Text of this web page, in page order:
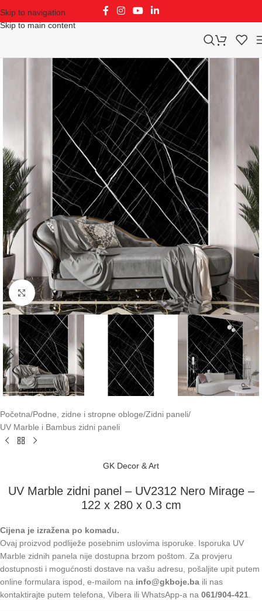
Skip to navigation
Skip to main content
Klikni za uvećavanje
Početna/Podne, zidne i stropne obloge/Zidni paneli/
UV Marble i Bambus zidni paneli
GK Decor & Art
UV Marble zidni panel – UV2312 Nero Mirage –
122 x 280 x 0.3 cm
Cijena je izražena po komadu.
Ovaj proizvod podliježe posebnim uslovima isporuke. Isporuka UV
Marble zidnih panela nije dostupna brzom poštom. Za provjeru
dostupnosti i mogućnosti dostave na vašu adresu, pošaljite upit putem
online formulara ispod, e-mailom na info@gkboje.ba ili nas
kontaktirajte putem telefona, Vibera ili WhatsApp-a na 061/904-421.